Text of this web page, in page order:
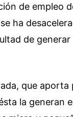
de empleo
ha
de
que
la generan